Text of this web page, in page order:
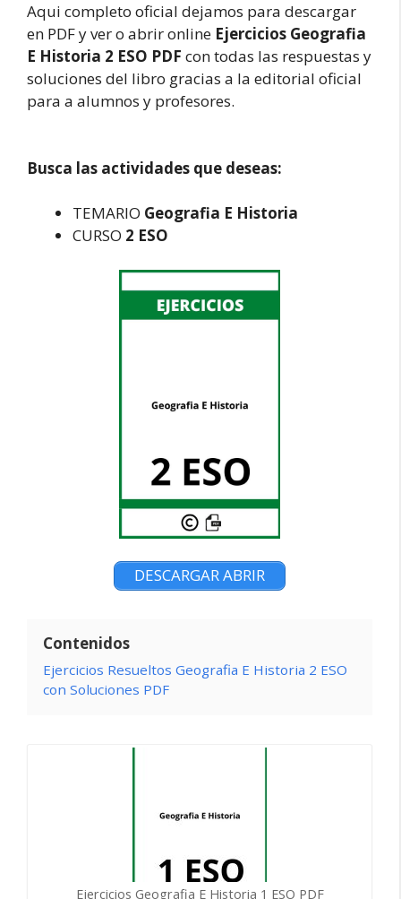
Aqui completo oficial dejamos para descargar
en PDF y ver o abrir online Ejercicios Geografia
E Historia 2 ESO PDF con todas las respuestas y
soluciones del libro gracias a la editorial oficial
para a alumnos y profesores.
Busca las actividades que deseas:
TEMARIO Geografia E Historia
CURSO 2 ESO
DESCARGAR ABRIR
Contenidos
Ejercicios Resueltos Geografia E Historia 2 ESO
con Soluciones PDF
Ejercicios Geografia E Historia 1 ESO PDF